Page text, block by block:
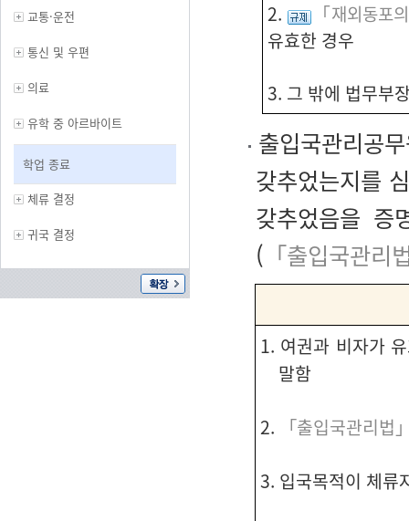
교통·운전
통신 및 우편
의료
유학 중 아르바이트
학업 종료
체류 결정
귀국 결정
2.
「재외동포
유효한 경우
3. 그 밖에 법무부
출입국관리공
갖추었는지를
갖추었음을
( 「출입국관리
1. 여권과 비자가
말함
2. 「출입국관리법
3. 입국목적이 체류